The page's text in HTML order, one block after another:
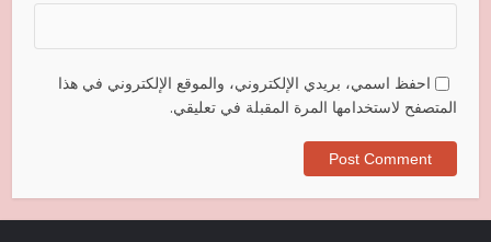
احفظ اسمي، بريدي الإلكتروني، والموقع الإلكتروني في هذا
المتصفح لاستخدامها المرة المقبلة في تعليقي.